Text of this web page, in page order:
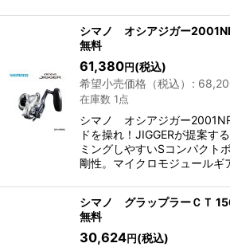
シマノ オシアジガー
無料
61,380円 (税込)
希望小売価格（税込）
:
在庫数 1点
シマノ オシアジガー
ドを操れ！JIGGERが提案す
ミングしやすいSコンパクト
剛性。マイクロモジュール
シマノ グラップラーＣＴ
無料
30,624円 (税込)